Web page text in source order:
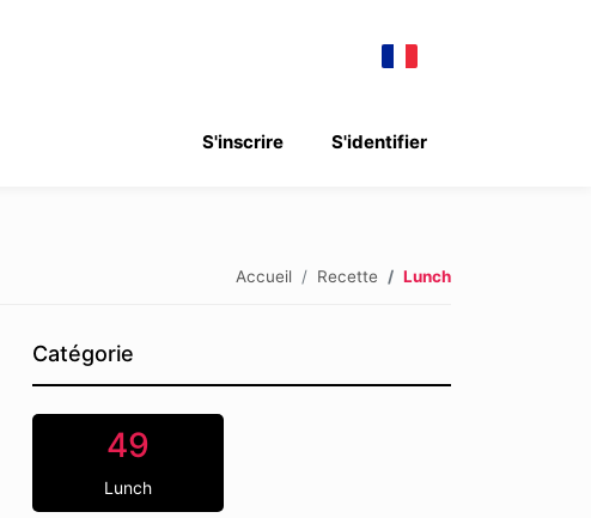
S'identifier
S'inscrire
Accueil Recette Lunch
Catégorie
49
Lunch